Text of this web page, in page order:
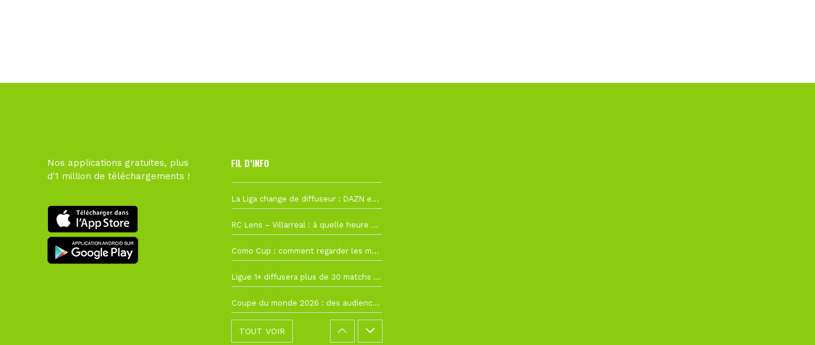
Nos applications gratuites, plus
d'1 million de téléchargements !
FIL D’INFO
La Liga change de diffuseur : DAZN et Disney+ remplacent beIN Sports !
RC Lens – Villarreal : à quelle heure et sur quelle chaîne voir la finale de la Como Cup ?
Como Cup : comment regarder les matchs du RC Lens en direct ?
Ligue 1+ diffusera plus de 30 matchs amicaux avant la reprise de la Ligue 1
Coupe du monde 2026 : des audiences record, mais M6 devrait perdre très gros !
TOUT VOIR